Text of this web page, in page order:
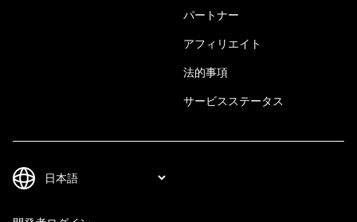
パートナー
アフィリエイト
法的事項
サービスステータス